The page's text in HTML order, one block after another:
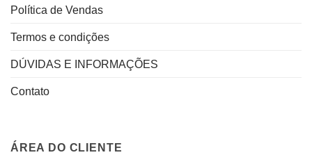
Política de Vendas
Termos e condições
DÚVIDAS E INFORMAÇÕES
Contato
ÁREA DO CLIENTE